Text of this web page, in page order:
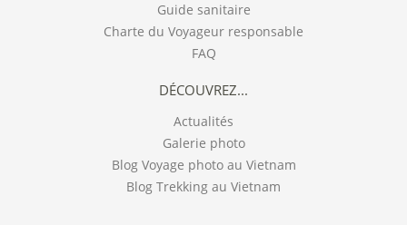
Guide sanitaire
Charte du Voyageur responsable
FAQ
DÉCOUVREZ...
Actualités
Galerie photo
Blog Voyage photo au Vietnam
Blog Trekking au Vietnam